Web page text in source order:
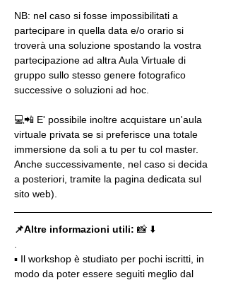
NB: nel caso si fosse impossibilitati a
partecipare in quella data e/o orario si
troverà una soluzione spostando la vostra
partecipazione ad altra Aula Virtuale di
gruppo sullo stesso genere fotografico
successive o soluzioni ad hoc.
💻📲 E' possibile inoltre acquistare un'aula
virtuale privata se si preferisce una totale
immersione da soli a tu per tu col master.
Anche successivamente, nel caso si decida
a posteriori, tramite la pagina dedicata sul
sito web).
📌Altre informazioni utili: 📸 ⬇️
▪️ Il workshop è studiato per pochi iscritti, in
modo da poter essere seguiti meglio dal